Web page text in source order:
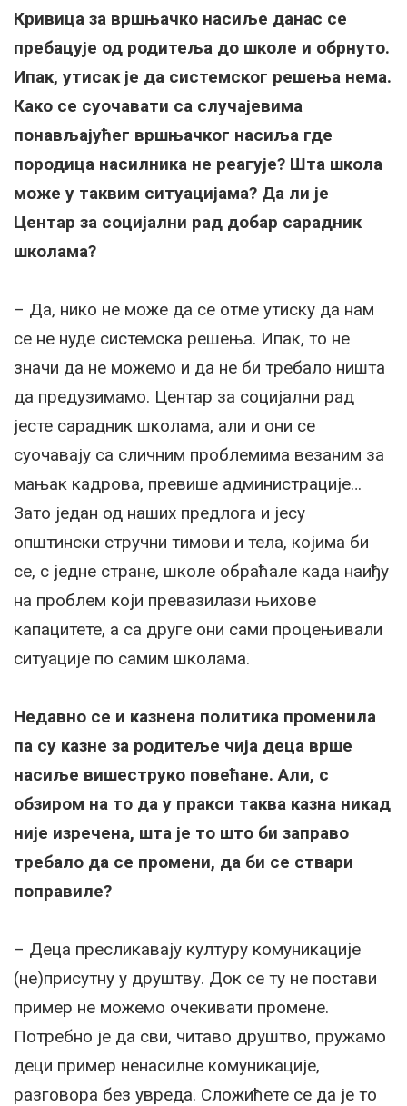
Кривица за вршњачко насиље данас се
пребацује од родитеља до школе и обрнуто.
Ипак, утисак је да системског решења нема.
Како се суочавати са случајевима
понављајућег вршњачког насиља где
породица насилника не реагује? Шта школа
може у таквим ситуацијама? Да ли је
Центар за социјални рад добар сарадник
школама?
– Да, нико не може да се отме утиску да нам
се не нуде системска решења. Ипак, то не
значи да не можемо и да не би требало ништа
да предузимамо. Центар за социјални рад
јесте сарадник школама, али и они се
суочавају са сличним проблемима везаним за
мањак кадрова, превише администрације…
Зато један од наших предлога и јесу
општински стручни тимови и тела, којима би
се, с једне стране, школе обраћале када наиђу
на проблем који превазилази њихове
капацитете, а са друге они сами процењивали
ситуације по самим школама.
Недавно се и казнена политика променила
па су казне за родитеље чија деца врше
насиље вишеструко повећане. Али, с
обзиром на то да у пракси таква казна никад
није изречена, шта је то што би заправо
требало да се промени, да би се ствари
поправиле?
– Деца пресликавају културу комуникације
(не)присутну у друштву. Док се ту не постави
пример не можемо очекивати промене.
Потребно је да сви, читаво друштво, пружамо
деци пример ненасилне комуникације,
разговора без увреда. Сложићете се да је то